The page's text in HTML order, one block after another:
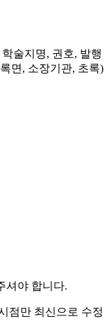
술지명, 권호, 발행
면, 소장기관, 초록)
셔야 합니다.
점만 최신으로 수정